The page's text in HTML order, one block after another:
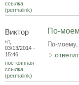
ссылка
(permalink)
Виктор
чт,
03/13/2014 -
15:46
постоянная
ссылка
(permalink)
По-
По-моему,